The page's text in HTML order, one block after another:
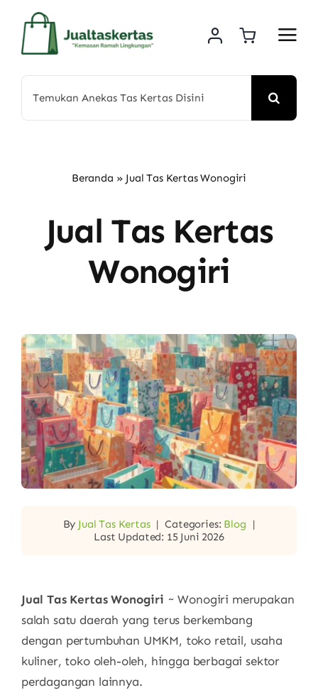
content
for:
Beranda » Jual Tas Kertas Wonogiri
Jual Tas Kertas
Wonogiri
By Jual Tas Kertas | Categories: Blog
|
Last Updated: 15 Juni 2026
Jual Tas Kertas Wonogiri ~ Wonogiri merupakan
salah satu daerah yang terus berkembang
dengan pertumbuhan UMKM, toko retail, usaha
kuliner, toko oleh-oleh, hingga berbagai sektor
perdagangan lainnya.